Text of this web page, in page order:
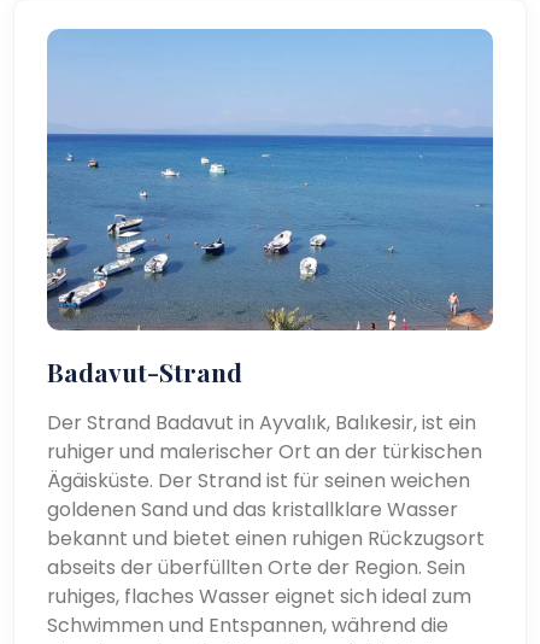
Badavut-Strand
Der Strand Badavut in Ayvalık, Balıkesir, ist ein
ruhiger und malerischer Ort an der türkischen
Ägäisküste. Der Strand ist für seinen weichen
goldenen Sand und das kristallklare Wasser
bekannt und bietet einen ruhigen Rückzugsort
abseits der überfüllten Orte der Region. Sein
ruhiges, flaches Wasser eignet sich ideal zum
Schwimmen und Entspannen, während die